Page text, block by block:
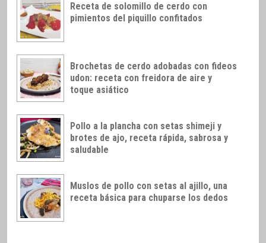
Receta de solomillo de cerdo con
pimientos del piquillo confitados
Brochetas de cerdo adobadas con fideos
udon: receta con freidora de aire y
toque asiático
Pollo a la plancha con setas shimeji y
brotes de ajo, receta rápida, sabrosa y
saludable
Muslos de pollo con setas al ajillo, una
receta básica para chuparse los dedos